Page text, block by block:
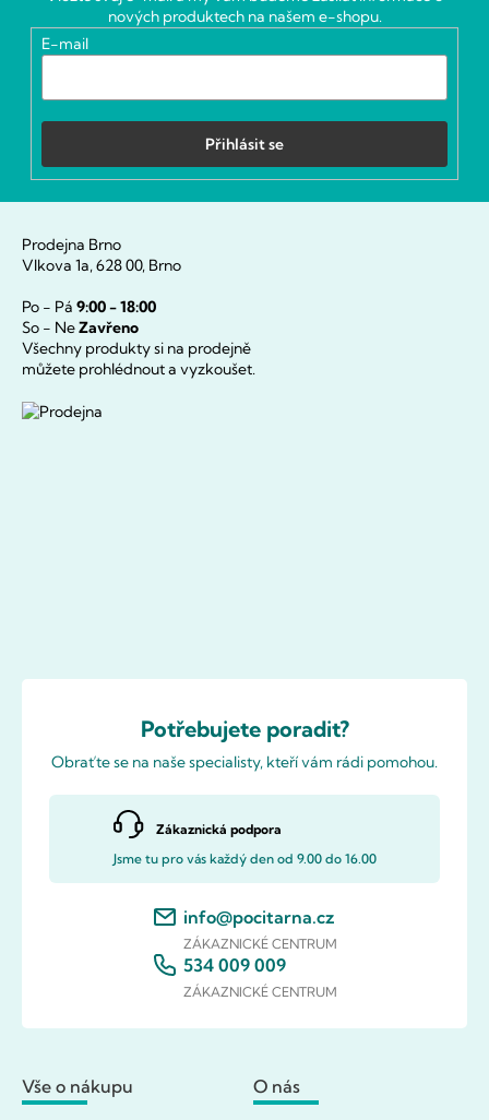
nových produktech na našem e-shopu.
E-mail
Přihlásit se
Prodejna Brno
Vlkova 1a, 628 00, Brno
Po - Pá 9:00 - 18:00
So - NeZavřeno
Všechny produkty si na prodejně
můžete prohlédnout a vyzkoušet.
Potřebujete poradit?
Obraťte se na naše specialisty, kteří vám rádi pomohou.
Zákaznická podpora
Jsme tu pro vás každý den od 9.00 do 16.00
info@pocitarna.cz
ZÁKAZNICKÉ CENTRUM
534 009 009
ZÁKAZNICKÉ CENTRUM
Vše o nákupu O nás